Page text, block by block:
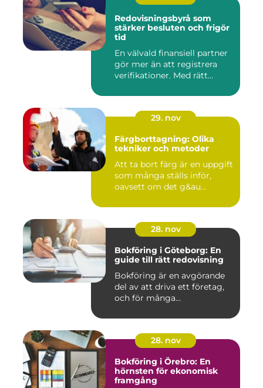
Redovisningsbyrå som
stärker besluten och frigör
tid
En välvald finansiell partner
gör mer än att registrera
verifikationer. Med rätt...
29. nov
Färgborttagning: Olika
tekniker och metoder
Att ta bort färg är en uppgift
som många ställs inför,
oavsett om det g&au...
28. nov
Bokföring i Göteborg: En
guide till rätt redovisning
Bokföring är en avgörande
del av att driva ett företag,
och för många...
28. nov
Bokföring i Örebro: En
hörnsten för ekonomisk
framgång